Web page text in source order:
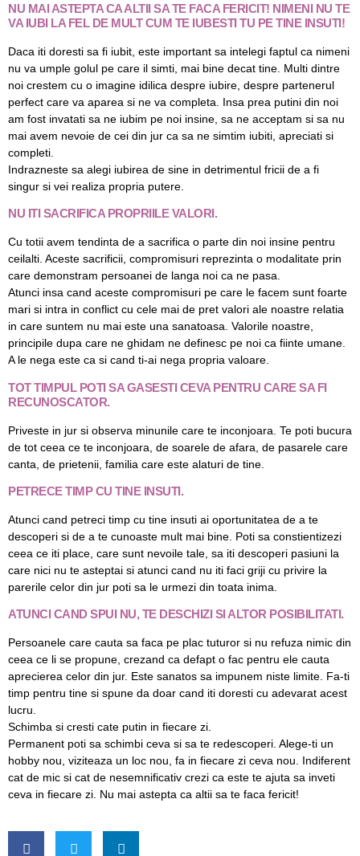
NU MAI ASTEPTA CA ALTII SA TE FACA FERICIT! NIMENI NU TE
VA IUBI LA FEL DE MULT CUM TE IUBESTI TU PE TINE INSUTI!
Daca iti doresti sa fi iubit, este important sa intelegi faptul ca nimeni
nu va umple golul pe care il simti, mai bine decat tine. Multi dintre
noi crestem cu o imagine idilica despre iubire, despre partenerul
perfect care va aparea si ne va completa. Insa prea putini din noi
am fost invatati sa ne iubim pe noi insine, sa ne acceptam si sa nu
mai avem nevoie de cei din jur ca sa ne simtim iubiti, apreciati si
completi.
Indrazneste sa alegi iubirea de sine in detrimentul fricii de a fi
singur si vei realiza propria putere.
NU ITI SACRIFICA PROPRIILE VALORI.
Cu totii avem tendinta de a sacrifica o parte din noi insine pentru
ceilalti. Aceste sacrificii, compromisuri reprezinta o modalitate prin
care demonstram persoanei de langa noi ca ne pasa.
Atunci insa cand aceste compromisuri pe care le facem sunt foarte
mari si intra in conflict cu cele mai de pret valori ale noastre relatia
in care suntem nu mai este una sanatoasa. Valorile noastre,
principile dupa care ne ghidam ne definesc pe noi ca fiinte umane.
A le nega este ca si cand ti-ai nega propria valoare.
TOT TIMPUL POTI SA GASESTI CEVA PENTRU CARE SA FI
RECUNOSCATOR.
Priveste in jur si observa minunile care te inconjoara. Te poti bucura
de tot ceea ce te inconjoara, de soarele de afara, de pasarele care
canta, de prietenii, familia care este alaturi de tine.
PETRECE TIMP CU TINE INSUTI.
Atunci cand petreci timp cu tine insuti ai oportunitatea de a te
descoperi si de a te cunoaste mult mai bine. Poti sa constientizezi
ceea ce iti place, care sunt nevoile tale, sa iti descoperi pasiuni la
care nici nu te asteptai si atunci cand nu iti faci griji cu privire la
parerile celor din jur poti sa le urmezi din toata inima.
ATUNCI CAND SPUI NU, TE DESCHIZI SI ALTOR POSIBILITATI.
Persoanele care cauta sa faca pe plac tuturor si nu refuza nimic din
ceea ce li se propune, crezand ca defapt o fac pentru ele cauta
aprecierea celor din jur. Este sanatos sa impunem niste limite. Fa-ti
timp pentru tine si spune da doar cand iti doresti cu adevarat acest
lucru.
Schimba si cresti cate putin in fiecare zi.
Permanent poti sa schimbi ceva si sa te redescoperi. Alege-ti un
hobby nou, viziteaza un loc nou, fa in fiecare zi ceva nou. Indiferent
cat de mic si cat de nesemnificativ crezi ca este te ajuta sa inveti
ceva in fiecare zi. Nu mai astepta ca altii sa te faca fericit!